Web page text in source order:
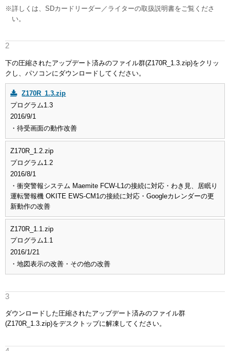
※詳しくは、SDカードリーダー／ライターの取扱説明書をご覧くださ
い。
下の圧縮されたアップデート済みのファイル群(Z170R_1.3.zip)をクリッ
クし、パソコンにダウンロードしてください。
Z170R_1.3.zip
プログラム1.3
2016/9/1
・待受画面の動作改善
Z170R_1.2.zip
プログラム1.2
2016/8/1
・衝突警報システム Maemite FCW-L1の接続に対応 ・わき見、居眠り
運転警報機 OKITE EWS-CM1の接続に対応 ・Googleカレンダーの更
新動作の改善
Z170R_1.1.zip
プログラム1.1
2016/1/21
・地図表示の改善 ・その他の改善
ダウンロードした圧縮されたアップデート済みのファイル群
(Z170R_1.3.zip)をデスクトップに解凍してください。